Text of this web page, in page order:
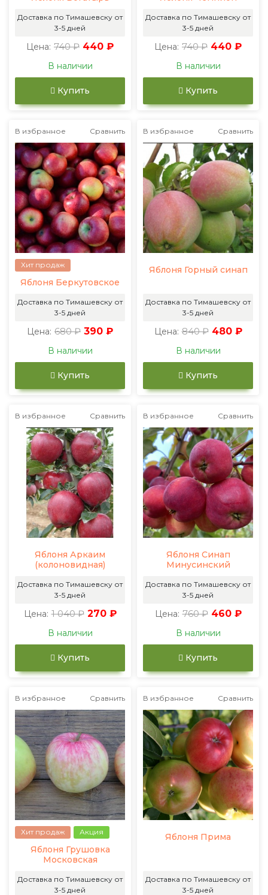
Доставка по Тимашевску от
3-5 дней
Цена: 740 ₽ 440 ₽
В наличии
Купить
Доставка по Тимашевску от
3-5 дней
Цена: 740 ₽ 440 ₽
В наличии
Купить
В избранное Сравнить
Хит продаж
Яблоня Беркутовское
Доставка по Тимашевску от
3-5 дней
Цена: 680 ₽ 390 ₽
В наличии
Купить
В избранное Сравнить
Яблоня Горный синап
Доставка по Тимашевску от
3-5 дней
Цена: 840 ₽ 480 ₽
В наличии
Купить
В избранное Сравнить
Яблоня Аркаим
(колоновидная)
Доставка по Тимашевску от
3-5 дней
Цена: 1 040 ₽ 270 ₽
В наличии
Купить
В избранное Сравнить
Яблоня Синап
Минусинский
Доставка по Тимашевску от
3-5 дней
Цена: 760 ₽ 460 ₽
В наличии
Купить
В избранное Сравнить
Хит продаж Акция
Яблоня Грушовка
Московская
Доставка по Тимашевску от
3-5 дней
В избранное Сравнить
Яблоня Прима
Доставка по Тимашевску от
3-5 дней